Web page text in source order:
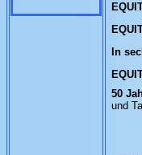
In
50
und